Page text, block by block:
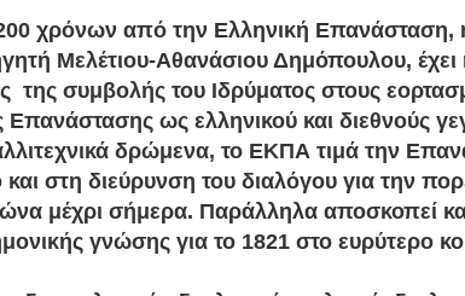
χρόνων από την Ελληνική Επανάσταση,
Μελέτιου-Αθανάσιου Δημόπουλου, έχει
της συμβολής του Iδρύματος στους
ως ελληνικού και διεθνούς
δρώμενα, το ΕΚΠΑ τιμά την
στη διεύρυνση του διαλόγου για την
μέχρι σήμερα. Παράλληλα αποσκοπεί
γνώσης για το 1821 στο ευρύτερο